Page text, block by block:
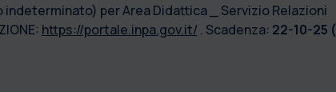
per Area Didattica _ Servizio Relazioni
https://portale.inpa.gov.it/ . Scadenza: 22-10-25